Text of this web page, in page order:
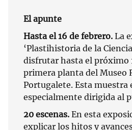
El apunte
Hasta el 16 de febrero. La
‘Plastihistoria de la
disfrutar hasta el próximo
primera planta del Museo
Portugalete. Esta muestra
especialmente dirigida al
20 escenas. En esta
explicar los hitos y